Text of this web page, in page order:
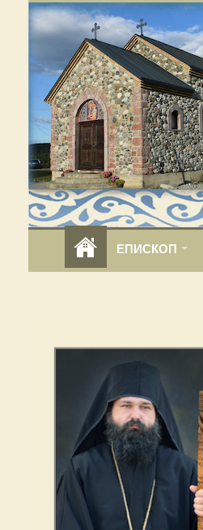
ЕПИСКОП